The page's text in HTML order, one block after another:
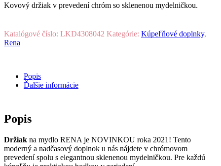
Kovový držiak v prevedení chróm so sklenenou mydelničkou.
Katalógové číslo: LKD4308042 Kategórie: Kúpeľňové doplnky,
Rena
Popis
Ďalšie informácie
Popis
Držiak na mydlo RENA je NOVINKOU roka 2021! Tento
moderný a nadčasový doplnok u nás nájdete v chrómovom
prevedení spolu s elegantnou sklenenou mydelničkou. Pre každú